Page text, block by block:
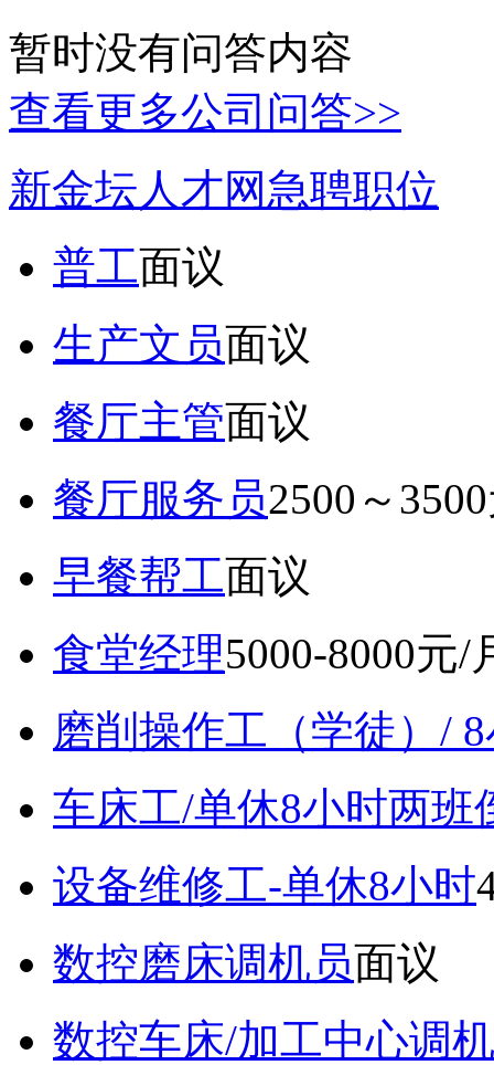
暂时没有问答内容
查看更多公司问答>>
新金坛人才网急聘职位
普工面议
生产文员面议
餐厅主管面议
餐厅服务员2500～
早餐帮工面议
食堂经理5000-8000元/
磨削操作工（学徒）/
车床工/单休8小时两班
设备维修工-单休8小时
数控磨床调机员面议
数控车床/加工中心调